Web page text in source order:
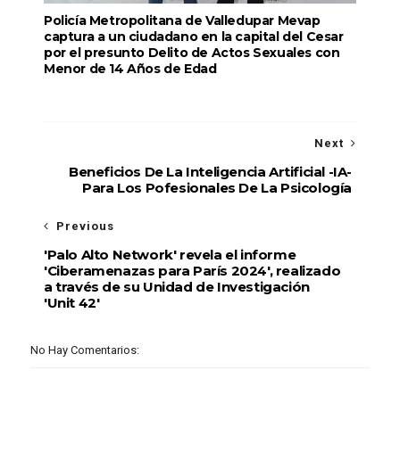
Policía Metropolitana de Valledupar Mevap
captura a un ciudadano en la capital del Cesar
por el presunto Delito de Actos Sexuales con
Menor de 14 Años de Edad
Next
Beneficios De La Inteligencia Artificial -IA-
Para Los Pofesionales De La Psicología
Previous
'Palo Alto Network' revela el informe
'Ciberamenazas para París 2024', realizado
a través de su Unidad de Investigación
'Unit 42'
No Hay Comentarios: